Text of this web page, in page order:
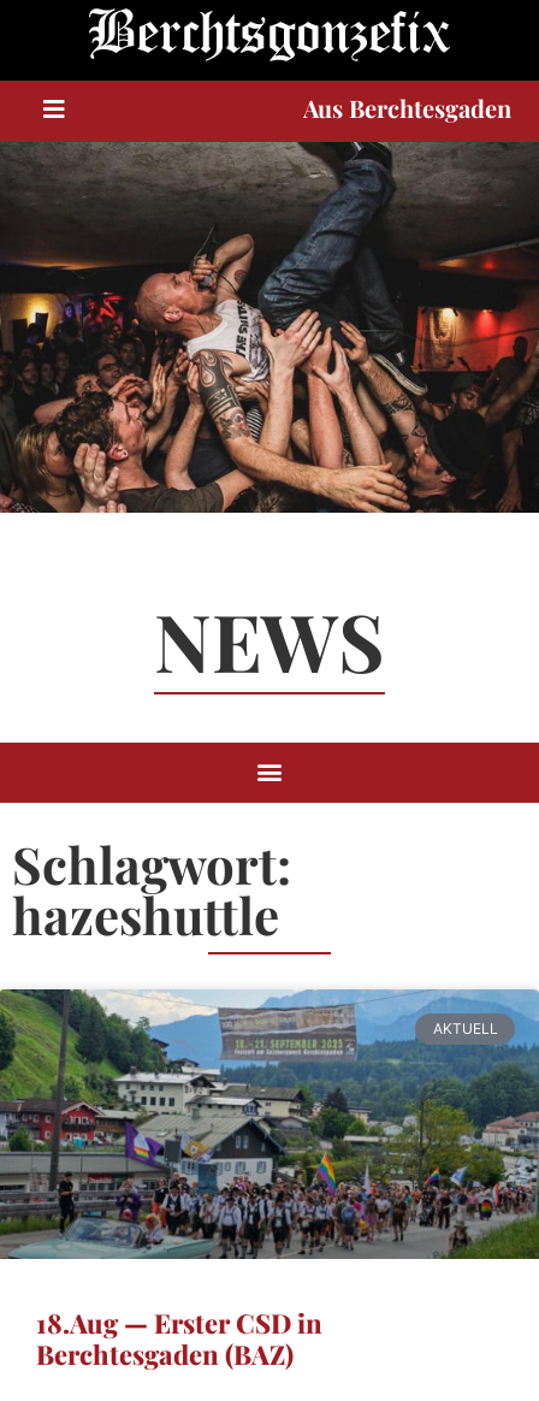
Berchtesgaden
Rund um
Berchtesgaden
NEWS
Schlagwort:
hazeshuttle
AKTUELL
18.Aug — Erster CSD in
Berchtesgaden (BAZ)